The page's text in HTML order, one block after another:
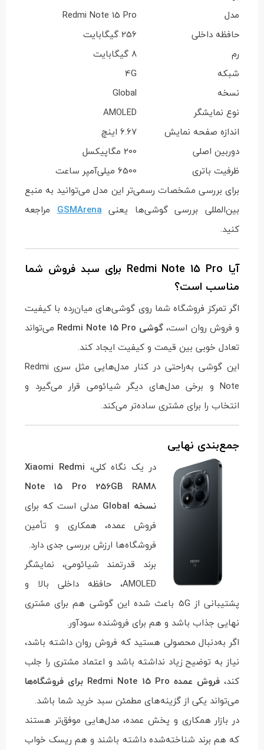
مدل
Redmi Note 15 Pro
حافظه داخلی
256 گیگابایت
رم
8 گیگابایت
شبکه
4G
نسخه
Global
نوع نمایشگر
AMOLED
اندازه صفحه نمایش
6.67 اینچ
دوربین اصلی
200 مگاپیکسل
ظرفیت باتری
6500 میلی‌آمپر ساعت
برای بررسی مشخصات رسمی‌تر این مدل می‌توانید به منبع
بین‌المللی بررسی گوشی‌ها یعنیGSMArenaمراجعه
کنید.
آیا Redmi Note 15 Pro برای سبد فروش شما
مناسب است؟
اگر تمرکز فروشگاه شما روی گوشی‌های میان‌رده با کیفیت
و فروش روان است،گوشی Redmi Note 15 Pro
می‌تواند
تعادل خوبی بین قیمت و کیفیت ایجاد کند.
این گوشی به‌راحتی در کنار مدل‌هایی مثل سری Redmi
Note و برخی مدل‌های دیگر شیائومی قرار می‌گیرد و
انتخاب را برای مشتری ساده‌تر می‌کند.
جمع‌بندی نهایی
در یک نگاه کلی، Xiaomi Redmi
Note 15 Pro 256GB RAM8
نسخه Global
مدلی است که برای
فروش عمده، همکاری و تأمین
فروشگاه‌ها ارزش بررسی جدی دارد.
برند قدرتمند شیائومی، نمایشگر
AMOLED، حافظه داخلی بالا و
پشتیبانی از 5G باعث شده این گوشی هم برای مشتری
نهایی جذاب باشد و هم برای فروشنده سودآور.
اگر به‌دنبال محصولی هستید که فروش روان داشته باشد،
نیاز به توضیح زیاد نداشته باشد و اعتماد مشتری را جلب
کند،فروش عمده Redmi Note 15 Pro برای فروشگاه‌ها
می‌تواند یکی از گزینه‌های مطمئن سبد خرید شما باشد.
در بازار همکاری و پخش عمده، مدل‌هایی موفق‌تر هستند
که هم برند شناخته‌شده داشته باشند و هم ریسک خواب